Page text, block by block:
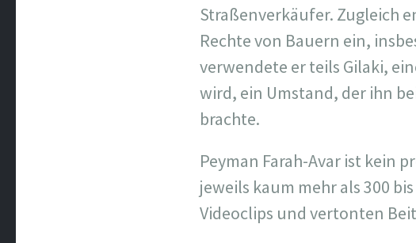
Straßenverkäufer. Zugleich
Rechte von Bauern ein,
verwendete er teils Gilaki,
wird, ein Umstand, der ihn
brachte.
Peyman Farah-Avar ist kein
jeweils kaum mehr als 300
Videoclips und vertonten